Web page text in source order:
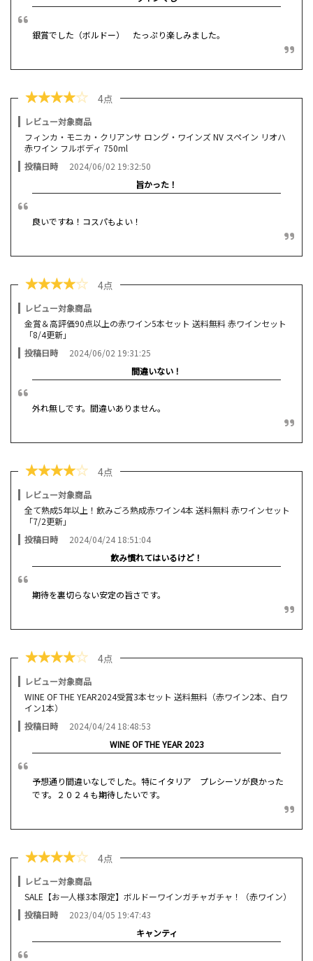
銀賞でした（ボルドー） たっぷり楽しみました。
★★★★☆ 4点
レビュー対象商品
フィンカ・モニカ・クリアンサ ロング・ワインズ NV スペイン リオハ
赤ワイン フルボディ 750ml
投稿日時
2024/06/02 19:32:50
旨かった！
良いですね！コスパもよい！
★★★★☆ 4点
レビュー対象商品
金賞＆高評価90点以上の赤ワイン5本セット 送料無料 赤ワインセット
「8/4更新」
投稿日時
2024/06/02 19:31:25
間違いない！
外れ無しです。間違いありません。
★★★★☆ 4点
レビュー対象商品
全て熟成5年以上！飲みごろ熟成赤ワイン4本 送料無料 赤ワインセット
「7/2更新」
投稿日時
2024/04/24 18:51:04
飲み慣れてはいるけど！
期待を裏切らない安定の旨さです。
★★★★☆ 4点
レビュー対象商品
WINE OF THE YEAR2024受賞3本セット 送料無料（赤ワイン2本、白ワ
イン1本）
投稿日時
2024/04/24 18:48:53
WINE OF THE YEAR 2023
予想通り間違いなしでした。特にイタリア プレシーソが良かった
です。２０２４も期待したいです。
★★★★☆ 4点
レビュー対象商品
SALE【お一人様3本限定】ボルドーワインガチャガチャ！（赤ワイン）
投稿日時
2023/04/05 19:47:43
キャンティ